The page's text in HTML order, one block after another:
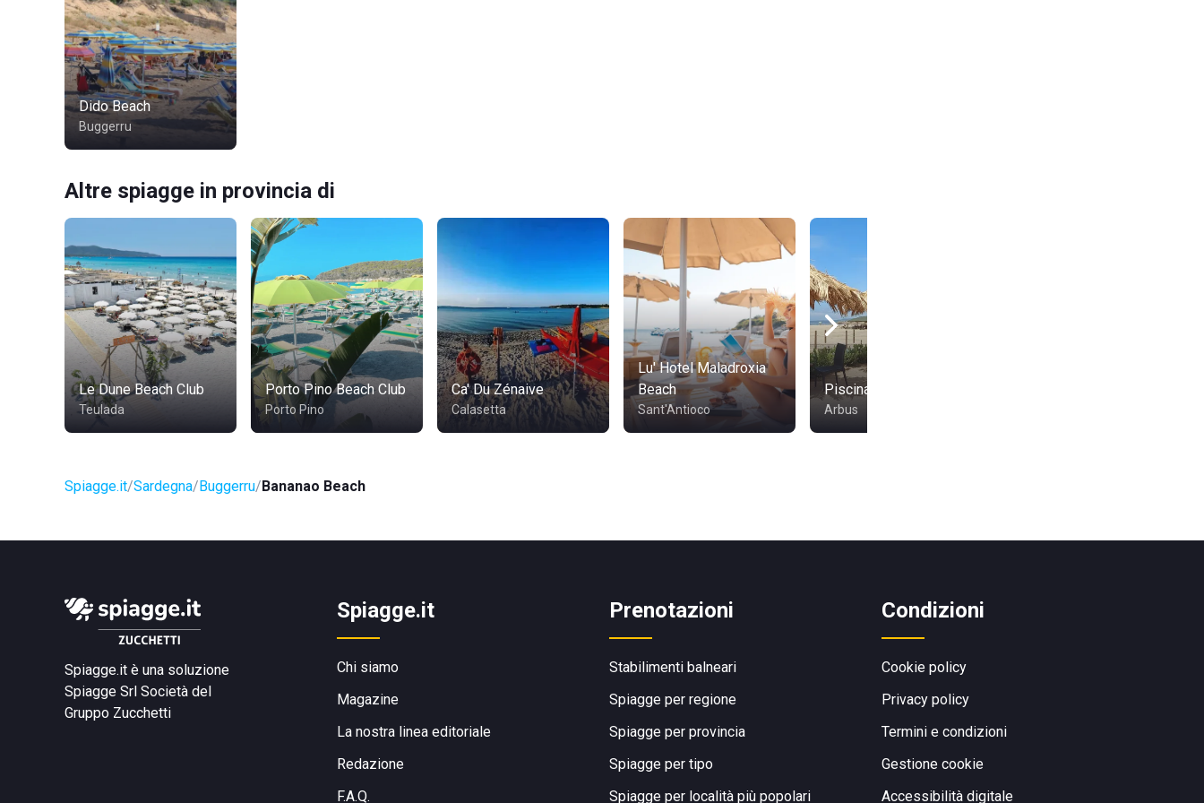
Dido Beach
Buggerru
Altre spiagge in provincia di
Le Dune Beach Club
Teulada
Porto Pino Beach Club
Porto Pino
Ca' Du Zénaive
Calasetta
Lu' Hotel Maladroxia
Beach
Sant'Antioco
Piscinas Beach Club
Arbus
Spiagge.it Sardegna Buggerru Bananao Beach
Spiagge.it è una soluzione
Spiagge Srl Società del
Gruppo Zucchetti
Spiagge.it
Chi siamo
Magazine
La nostra linea editoriale
Redazione
F.A.Q.
Prenotazioni
Stabilimenti balneari
Spiagge per regione
Spiagge per provincia
Spiagge per tipo
Spiagge per località più popolari
Condizioni
Cookie policy
Privacy policy
Termini e condizioni
Gestione cookie
Accessibilità digitale